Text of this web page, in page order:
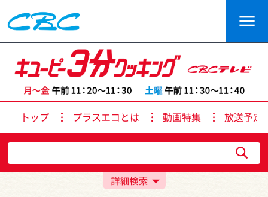
トップ プラスエコとは 動画特集 放送予定